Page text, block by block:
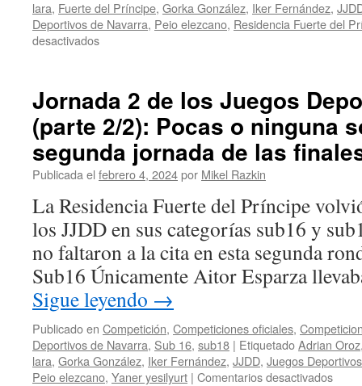
lara, Fuerte del Príncipe, Gorka González, Iker Fernández,
Deportivos de Navarra, Peio elezcano, Residencia Fuerte del
desactivadosen
los
Juegos
Deportivos
de
Navarra
(parte
2/2):
Doble
derrota
en
sub18
y
pleno
de
victorias
en
sub16
Jornada 2 de los Juegos
(parte 2/2): Pocas o ninguna
segunda jornada de las
Publicada el febrero 4, 2024por Mikel Razkin
La Residencia Fuerte del Príncipe
los JJDD en sus categorías sub16 y
no faltaron a la cita en esta segunda
Sub16 Únicamente Aitor Esparza
Sigue leyendo →
Publicado en Competición, Competiciones oficiales,
Deportivos de Navarra, Sub 16, sub18 | EtiquetadoAdrian Oroz
lara, Gorka González, Iker Fernández, JJDD, Juegos Deportivos
Peio elezcano, Yaner yesilyurt | Comentarios desactivadosen